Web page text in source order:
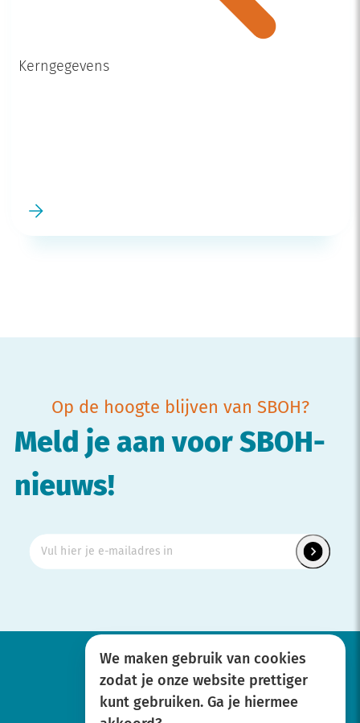
Kerngegevens
Op de hoogte blijven van SBOH?
Meld je aan voor SBOH-
nieuws!
Werken bij
We maken gebruik van cookies
zodat je onze website prettiger
kunt gebruiken. Ga je hiermee